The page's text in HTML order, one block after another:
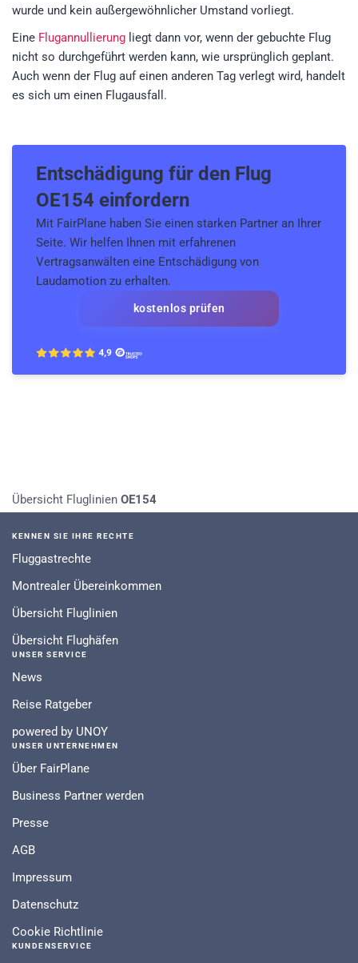
wurde und kein außergewöhnlicher Umstand vorliegt.
Eine Flugannullierung liegt dann vor, wenn der gebuchte Flug
nicht so durchgeführt werden kann, wie ursprünglich geplant.
Auch wenn der Flug auf einen anderen Tag verlegt wird, handelt
es sich um einen Flugausfall.
Entschädigung für den Flug
OE154 einfordern
Mit FairPlane haben Sie einen starken Partner an Ihrer
Seite. Wir helfen Ihnen mit erfahrenen
Vertragsanwälten eine Entschädigung von
Laudamotion zu erhalten.
kostenlos prüfen
Übersicht Fluglinien OE154
KENNEN SIE IHRE RECHTE
Fluggastrechte
Montrealer Übereinkommen
Übersicht Fluglinien
Übersicht Flughäfen
UNSER SERVICE
News
Reise Ratgeber
powered by UNOY
UNSER UNTERNEHMEN
Über FairPlane
Business Partner werden
Presse
AGB
Impressum
Datenschutz
Cookie Richtlinie
KUNDENSERVICE